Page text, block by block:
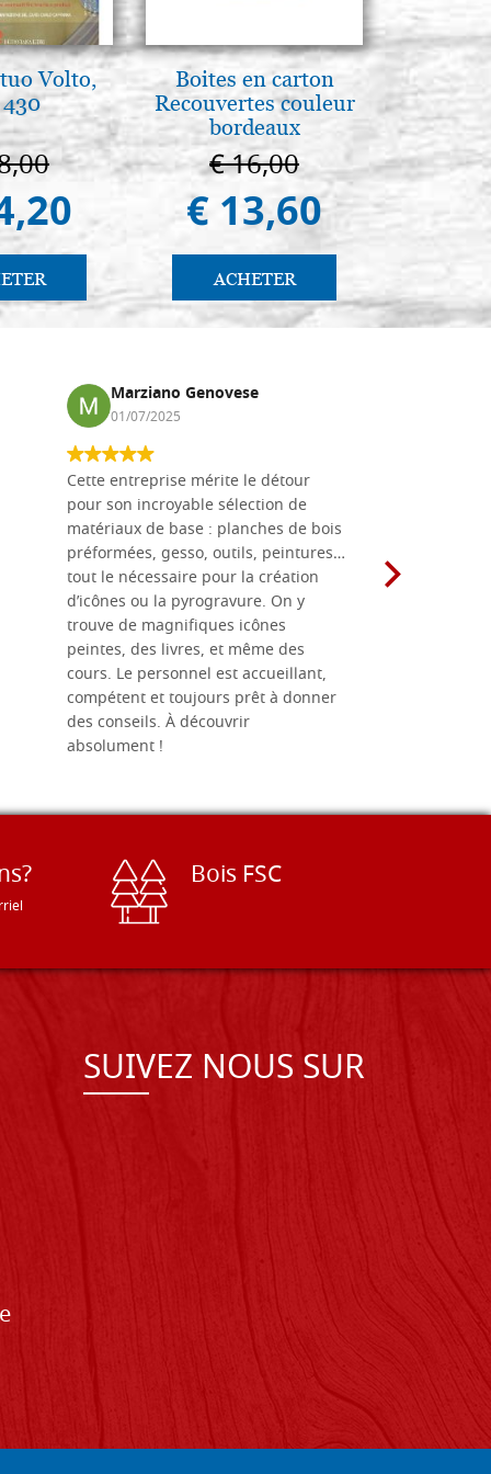
Volto,
Boites en carton
Recouvertes couleur
bordeaux
€ 16,00
€ 13,60
ACHETER
L'uomo
Una
€
Marziano Genovese
01/07/2025
Cette entreprise mérite le détour
pour son incroyable sélection de
matériaux de base : planches de bois
préformées, gesso, outils, peintures…
tout le nécessaire pour la création
d’icônes ou la pyrogravure. On y
trouve de magnifiques icônes
peintes, des livres, et même des
cours. Le personnel est accueillant,
compétent et toujours prêt à donner
des conseils. À découvrir
absolument !
Bois FSC
SUIVEZ NOUS SUR